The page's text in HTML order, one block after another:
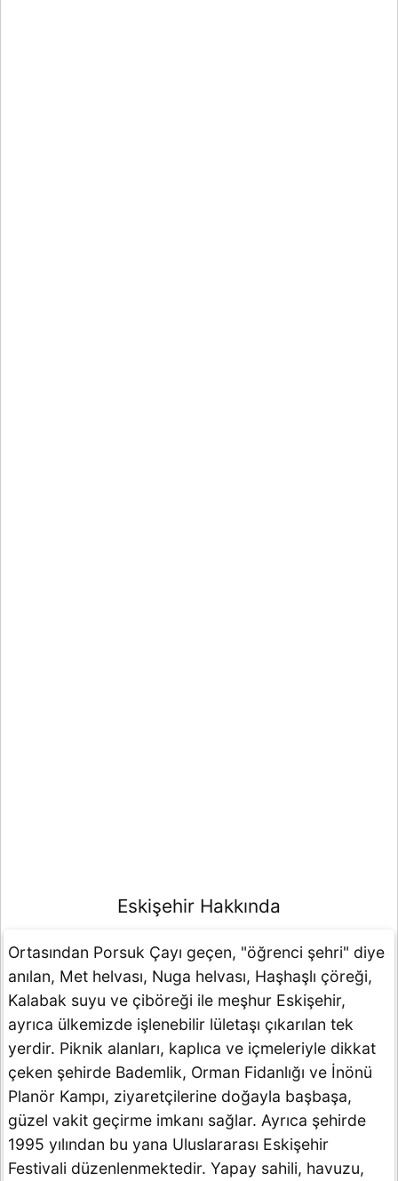
Eskişehir Hakkında
Ortasından Porsuk Çayı geçen, "öğrenci şehri" diye
anılan, Met helvası, Nuga helvası, Haşhaşlı çöreği,
Kalabak suyu ve çiböreği ile meşhur Eskişehir,
ayrıca ülkemizde işlenebilir lületaşı çıkarılan tek
yerdir. Piknik alanları, kaplıca ve içmeleriyle dikkat
çeken şehirde Bademlik, Orman Fidanlığı ve İnönü
Planör Kampı, ziyaretçilerine doğayla başbaşa,
güzel vakit geçirme imkanı sağlar. Ayrıca şehirde
1995 yılından bu yana Uluslararası Eskişehir
Festivali düzenlenmektedir. Yapay sahili, havuzu,